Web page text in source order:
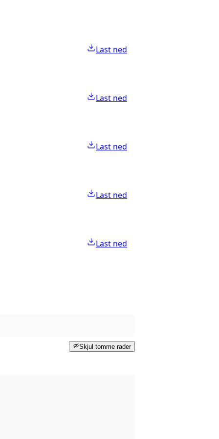
Last ned
Last ned
Last ned
Last ned
Last ned
Skjul tomme rader